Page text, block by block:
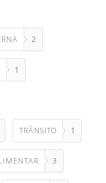
2
1
TRÂNSITO 1
3